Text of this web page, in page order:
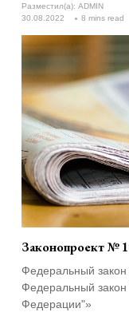
Разместил(а): ADMIN
30.08.2022
8 mins read
Законопроект №
Федеральный
Федеральный
Федерации"»